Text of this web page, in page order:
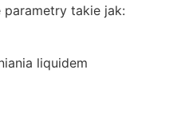
takie jak:
liquidem